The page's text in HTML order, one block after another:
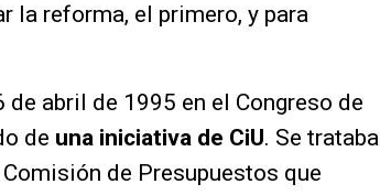
la reforma, el primero, y para
de abril de 1995 en el Congreso de
de una iniciativa de CiU. Se trataba
de Presupuestos que